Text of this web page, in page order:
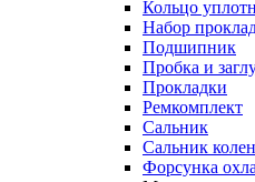
Кольцо
Набор
Подшипник
Пробка и
Прокладки
Ремкомплект
Сальник
Сальник
Форсунка